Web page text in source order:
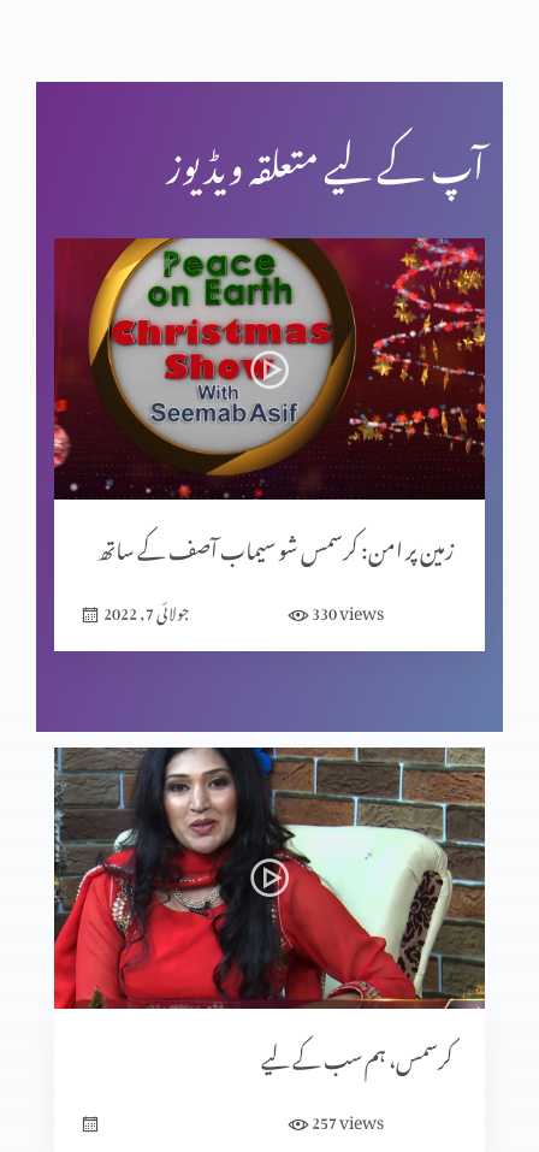
آپ کے لیے متعلقہ ویڈیوز
زمین پر امن: کرسمس شو سیماب آصف کے ساتھ
جولائی 7, 2022 330views
کرسمس، ہم سب کے لیے
257views